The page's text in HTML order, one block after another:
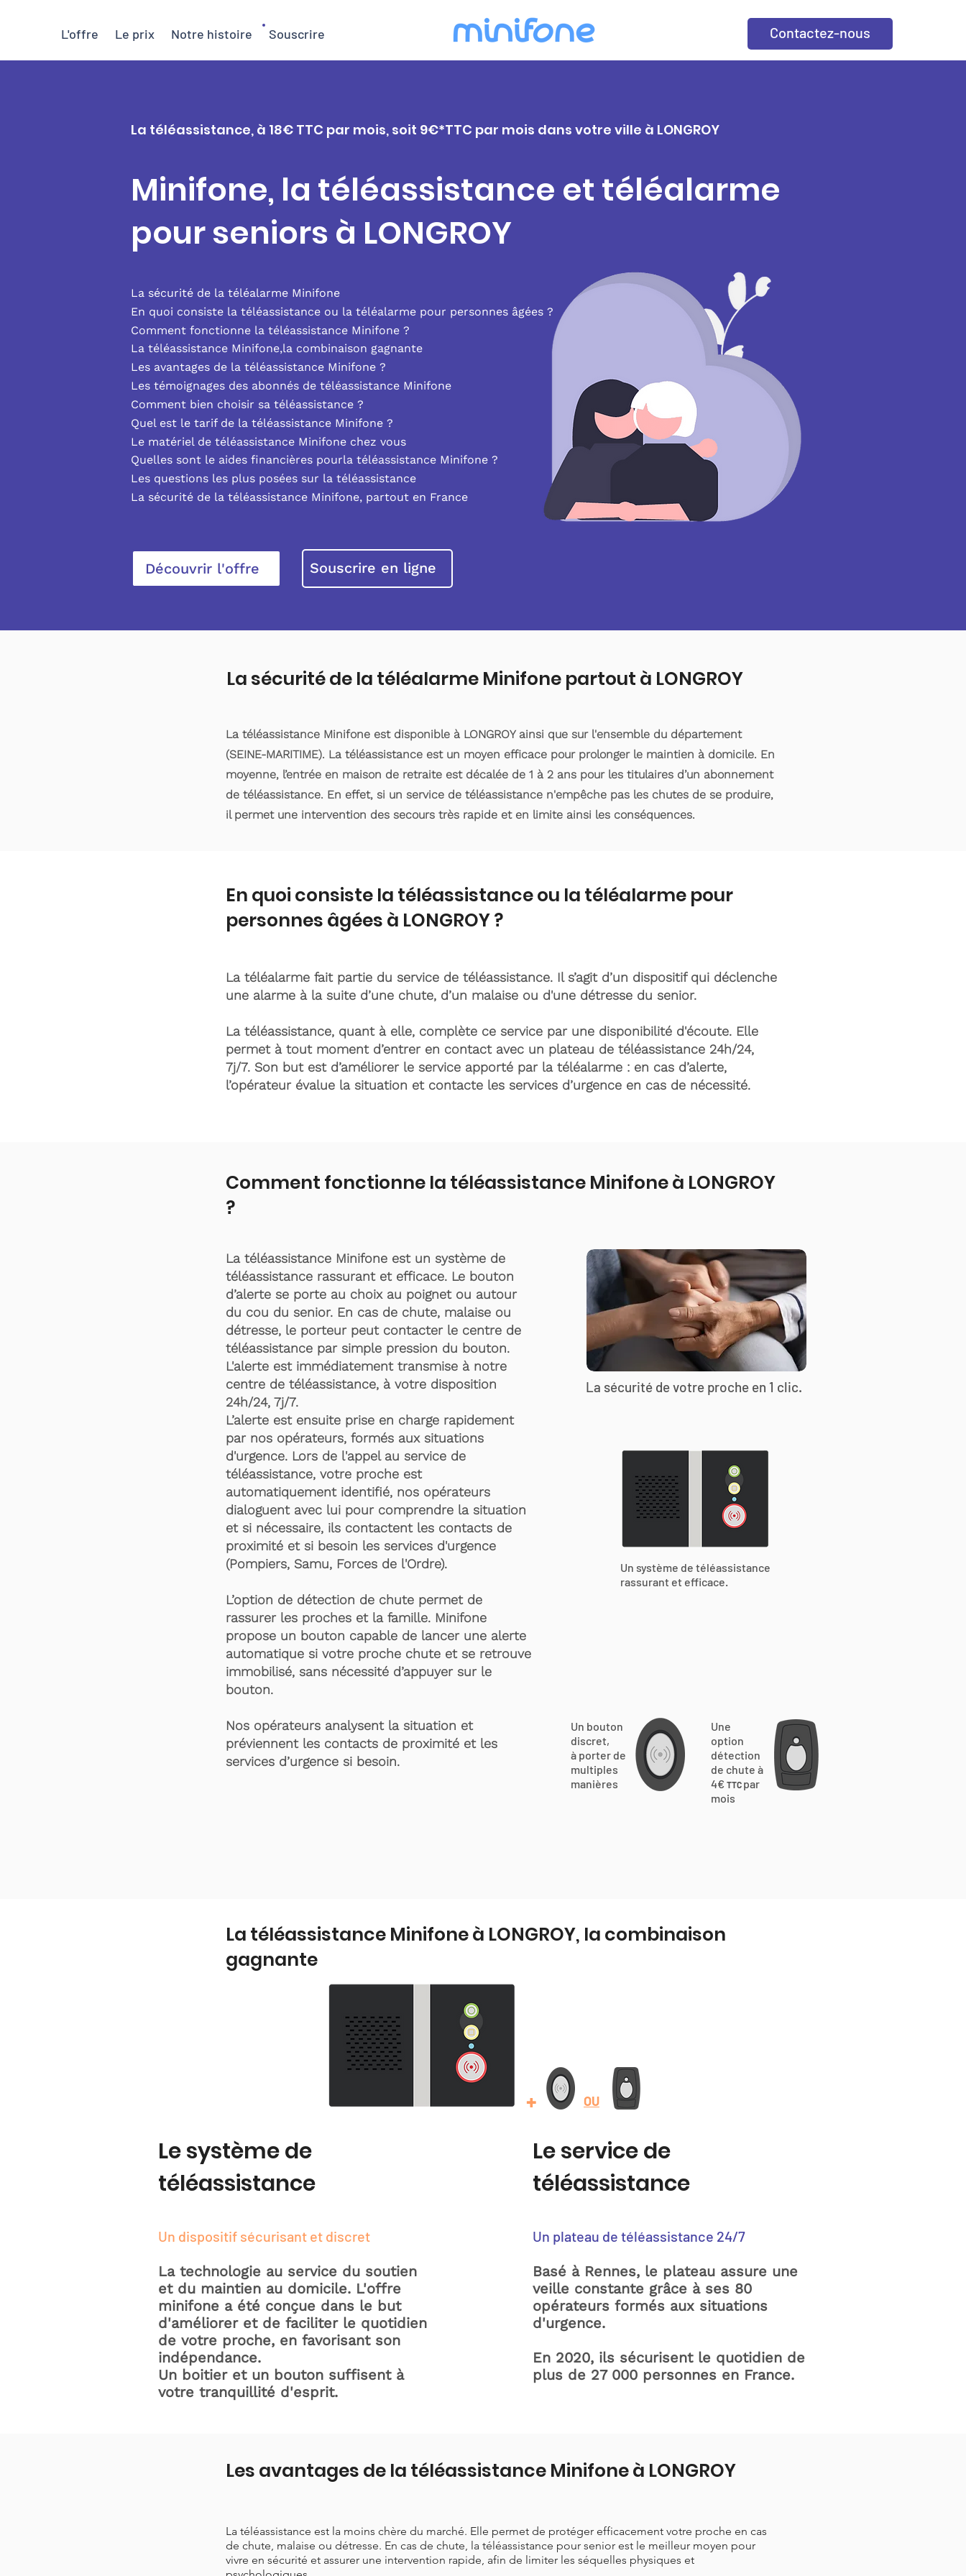
L'offre Le prix Notre histoire Souscrire Contactez-nous
La téléassistance, à 18€ TTC par mois, soit 9€*TTC par mois dans votre ville à LONGROY
Minifone, la téléassistance et téléalarme
pour seniors à LONGROY
La sécurité de la téléalarme Minifone
En quoi consiste la téléassistance ou la téléalarme pour personnes âgées ?
Comment fonctionne la téléassistance Minifone ?
La téléassistance Minifone,la combinaison gagnante
Les avantages de la téléassistance Minifone ?
Les témoignages des abonnés de téléassistance Minifone
Comment bien choisir sa téléassistance ?
Quel est le tarif de la téléassistance Minifone ?
Le matériel de téléassistance Minifone chez vous
Quelles sont le aides financières pourla téléassistance Minifone ?
Les questions les plus posées sur la téléassistance
La sécurité de la téléassistance Minifone, partout en France
Découvrir l'offre Souscrire en ligne
La sécurité de la téléalarme Minifone partout à LONGROY
La téléassistance Minifone est disponible à LONGROY ainsi que sur l'ensemble du département
(SEINE-MARITIME). La téléassistance est un moyen efficace pour prolonger le maintien à domicile. En
moyenne, l’entrée en maison de retraite est décalée de 1 à 2 ans pour les titulaires d’un abonnement
de téléassistance. En effet, si un service de téléassistance n'empêche pas les chutes de se produire,
il permet une intervention des secours très rapide et en limite ainsi les conséquences.
En quoi consiste la téléassistance ou la téléalarme pour
personnes âgées à LONGROY ?
La téléalarme fait partie du service de téléassistance. Il s’agit d’un dispositif qui déclenche
une alarme à la suite d’une chute, d’un malaise ou d'une détresse du senior.
La téléassistance, quant à elle, complète ce service par une disponibilité d'écoute. Elle
permet à tout moment d’entrer en contact avec un plateau de téléassistance 24h/24,
7j/7. Son but est d’améliorer le service apporté par la téléalarme : en cas d’alerte,
l’opérateur évalue la situation et contacte les services d’urgence en cas de nécessité.
Comment fonctionne la téléassistance Minifone à LONGROY
?
La téléassistance Minifone est un système de
téléassistance rassurant et efficace. Le bouton
d’alerte se porte au choix au poignet ou autour
du cou du senior. En cas de chute, malaise ou
détresse, le porteur peut contacter le centre de
téléassistance par simple pression du bouton.
L'alerte est immédiatement transmise à notre
centre de téléassistance, à votre disposition
24h/24, 7j/7.
L’alerte est ensuite prise en charge rapidement
par nos opérateurs, formés aux situations
d'urgence. Lors de l'appel au service de
téléassistance, votre proche est
automatiquement identifié, nos opérateurs
dialoguent avec lui pour comprendre la situation
et si nécessaire, ils contactent les contacts de
proximité et si besoin les services d'urgence
(Pompiers, Samu, Forces de l'Ordre).
L’option de détection de chute permet de
rassurer les proches et la famille. Minifone
propose un bouton capable de lancer une alerte
automatique si votre proche chute et se retrouve
immobilisé, sans nécessité d’appuyer sur le
bouton.
Nos opérateurs analysent la situation et
préviennent les contacts de proximité et les
services d’urgence si besoin.
La sécurité de votre proche en 1 clic.
Un système de téléassistance
rassurant et efficace.
Un bouton
discret,
à porter de
multiples
manières
Une
option
détection
de chute à
4€ TTC par
mois
La téléassistance Minifone à LONGROY, la combinaison
gagnante
Le système de
téléassistance
Un dispositif sécurisant et discret
La technologie au service du soutien
et du maintien au domicile. L'offre
minifone a été conçue dans le but
d'améliorer et de faciliter le quotidien
de votre proche, en favorisant son
indépendance.
Un boitier et un bouton suffisent à
votre tranquillité d'esprit.
+ OU
Le service de
téléassistance
Un plateau de téléassistance 24/7
Basé à Rennes, le plateau assure une
veille constante grâce à ses 80
opérateurs formés aux situations
d'urgence.
En 2020, ils sécurisent le quotidien de
plus de 27 000 personnes en France.
Les avantages de la téléassistance Minifone à LONGROY
La téléassistance est la moins chère du marché. Elle permet de protéger efficacement votre proche en cas
de chute, malaise ou détresse. En cas de chute, la téléassistance pour senior est le meilleur moyen pour
vivre en sécurité et assurer une intervention rapide, afin de limiter les séquelles physiques et